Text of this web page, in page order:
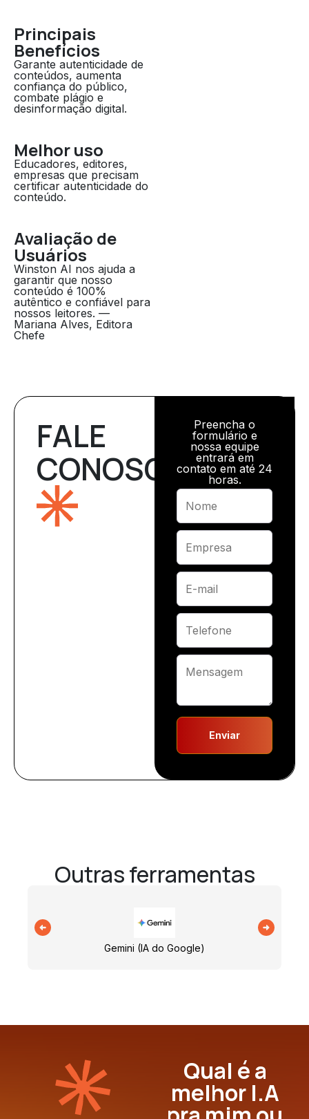
Principais
Benefícios
Garante autenticidade de
conteúdos, aumenta
confiança do público,
combate plágio e
desinformação digital.
Melhor uso
Educadores, editores,
empresas que precisam
certificar autenticidade do
conteúdo.
Avaliação de
Usuários
Winston AI nos ajuda a
garantir que nosso
conteúdo é 100%
autêntico e confiável para
nossos leitores. —
Mariana Alves, Editora
Chefe
FALE
CONOSCO
Preencha o
formulário e
nossa equipe
entrará em
contato em até 24
horas.
Enviar
Outras ferramentas
Gemini (IA do Google)
Qual é a
melhor I.A